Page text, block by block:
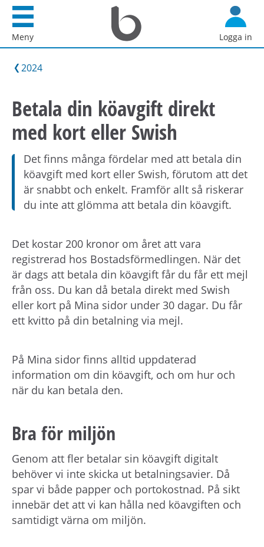
d
k
t
t
i
l
l
i
e
h
å
l
l
e
Meny
Startsida
Bostadsförmedlingen
i
Logga in
2024
Betala din köavgift direkt
med kort eller Swish
Det finns många fördelar med att betala din
köavgift med kort eller Swish, förutom att det
är snabbt och enkelt. Framför allt så riskerar
du inte att glömma att betala din köavgift.
Det kostar 200 kronor om året att vara
registrerad hos Bostadsförmedlingen. När det
är dags att betala din köavgift får du får ett mejl
från oss. Du kan då betala direkt med Swish
eller kort på Mina sidor under 30 dagar. Du får
ett kvitto på din betalning via mejl.
På Mina sidor finns alltid uppdaterad
information om din köavgift, och om hur och
när du kan betala den.
Bra för miljön
Genom att fler betalar sin köavgift digitalt
behöver vi inte skicka ut betalningsavier. Då
spar vi både papper och portokostnad. På sikt
innebär det att vi kan hålla ned köavgiften och
samtidigt värna om miljön.